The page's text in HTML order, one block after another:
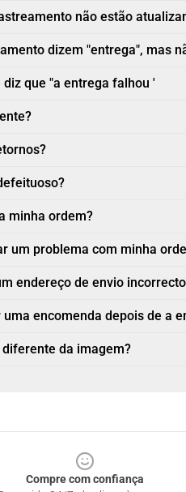
não estão
dizem "entrega", mas
que "a entrega falhou '
minha ordem?
um problema com minha
endereço de envio
encomenda depois de a
da imagem?
Compre com confiança